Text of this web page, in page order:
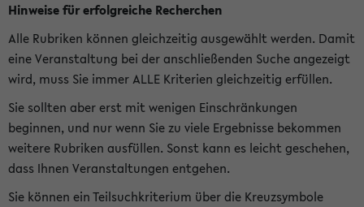
Hinweise für erfolgreiche Recherchen
Alle Rubriken können gleichzeitig ausgewählt werden. Damit
eine Veranstaltung bei der anschließenden Suche angezeigt
wird, muss Sie immer ALLE Kriterien gleichzeitig erfüllen.
Sie sollten aber erst mit wenigen Einschränkungen
beginnen, und nur wenn Sie zu viele Ergebnisse bekommen
weitere Rubriken ausfüllen. Sonst kann es leicht geschehen,
dass Ihnen Veranstaltungen entgehen.
Sie können ein Teilsuchkriterium über die Kreuzsymbole